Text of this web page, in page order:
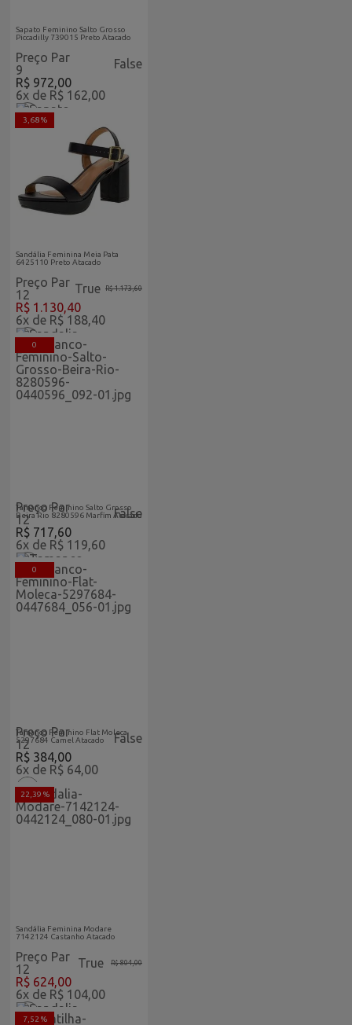
Sapato Feminino Salto Grosso
Piccadilly 739015 Preto Atacado
Preço Par
9
False
R$ 972,00
6x de R$ 162,00
3,68 %
Sandália Feminina Meia Pata
6425110 Preto Atacado
Preço Par
12
True R$ 1.173,60
R$ 1.130,40
6x de R$ 188,40
0
Tamanco Feminino Salto Grosso
Beira Rio 8280596 Marfim Atacado
Preço Par
12
False
R$ 717,60
6x de R$ 119,60
0
Tamanco Feminino Flat Moleca
5297684 Camel Atacado
Preço Par
12
False
R$ 384,00
6x de R$ 64,00
22,39 %
Sandália Feminina Modare
7142124 Castanho Atacado
Preço Par
12
True R$ 804,00
R$ 624,00
6x de R$ 104,00
7,52 %